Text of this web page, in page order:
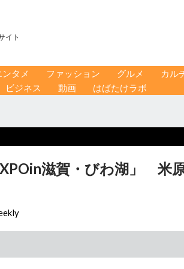
イト
ンタメ ファッション グルメ カル
ビジネス 動画 はばたけラボ
滋賀・びわ湖」 米